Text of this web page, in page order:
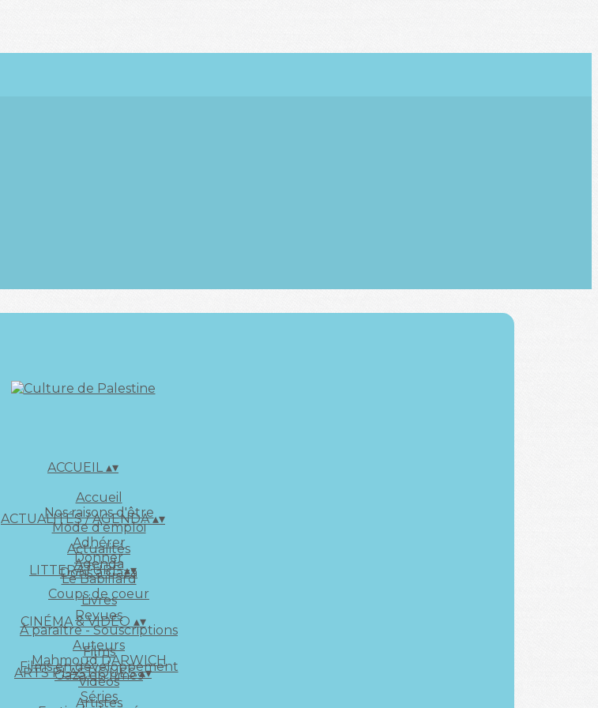
ACCUEIL▴▾
Accueil
Nos raisons d'être
Mode d'emploi
Adhérer
Donner
Dons à Gaza
ACTUALITÉS / AGENDA▴▾
Actualités
Agenda
Le Babillard
Coups de coeur
LITTERATURE▴▾
Livres
Revues
À paraître - Souscriptions
Auteurs
Mahmoud DARWICH
Gaza en rimes
CINÉMA & VIDÉO ▴▾
Films
Films en développement
Vidéos
Séries
ARTS PLASTIQUES▴▾
Artistes